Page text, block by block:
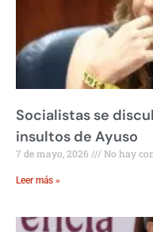
Socialistas se
insultos de Ayuso
7 de mayo, 2026 No hay
Leer más »